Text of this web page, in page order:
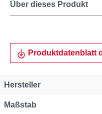
Über dieses Produkt
Produktdatenblatt
Hersteller
Maßstab